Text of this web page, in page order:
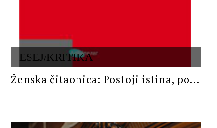
ESEJ/KRITIKA
Ženska čitaonica: Postoji istina, po...